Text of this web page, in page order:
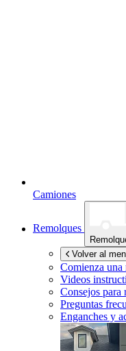
Camiones
Remolques
Volver al
Comienza una
Videos
Consejos para
Preguntas
Enganches y